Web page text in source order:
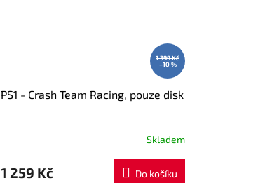
1 399 Kč
–10 %
PS1 - Crash Team Racing, pouze disk
Skladem
1 259 Kč Do košíku